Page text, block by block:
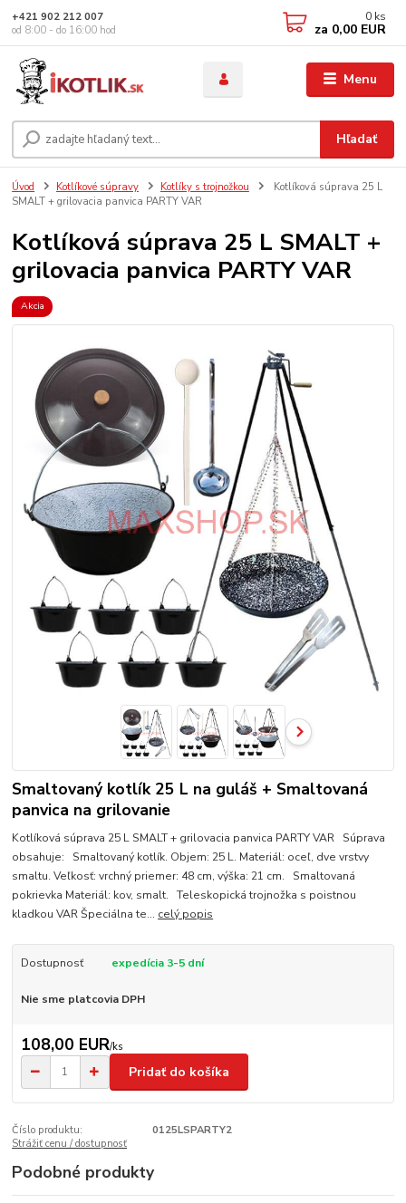
Menu
Hľadať
+421 902 212 007
od 8:00 - do 16:00 hod
0 ks
za 0,00 EUR
Úvod Kotlíkové súpravy Kotlíky s trojnožkou
Kotlíková súprava 25 L
SMALT + grilovacia panvica PARTY VAR
Kotlíková súprava 25 L SMALT +
grilovacia panvica PARTY VAR
Akcia
Smaltovaný kotlík 25 L na guláš + Smaltovaná
panvica na grilovanie
Kotlíková súprava 25 L SMALT + grilovacia panvica PARTY VAR Súprava
obsahuje: Smaltovaný kotlík. Objem: 25 L. Materiál: oceľ, dve vrstvy
smaltu. Veľkosť: vrchný priemer: 48 cm, výška: 21 cm. Smaltovaná
pokrievka Materiál: kov, smalt. Teleskopická trojnožka s poistnou
kladkou VAR Špeciálna te... celý popis
Dostupnosť expedícia 3-5 dní
Nie sme platcovia DPH
108,00 EUR/ks
Pridať do košíka
Číslo produktu:
0125LSPARTY2
Strážiť cenu / dostupnosť
Podobné produkty